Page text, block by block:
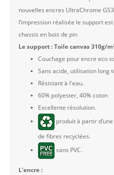
nouvelles encres UltraChrome
l’impression réalisée le support
chassis en bois de pin
Le support : Toile canvas 310g/
Couchage pour encre eco
Sans acide, utilisation long
Résistant à l'eau.
60% polyester, 40% coton
Excellente résolution.
produit à partir
de fibres recyclées.
sans PVC.
L'encre :